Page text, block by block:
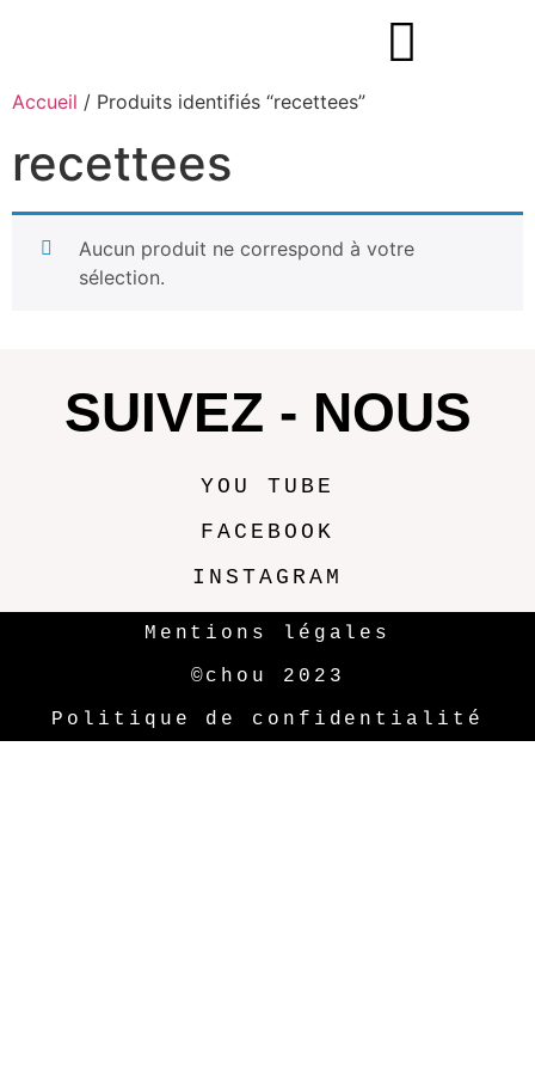
Accueil / Produits identifiés “recettees”
recettees
Aucun produit ne correspond à votre
sélection.
SUIVEZ - NOUS
YOU TUBE
FACEBOOK
INSTAGRAM
Mentions légales
©chou 2023
Politique de confidentialité